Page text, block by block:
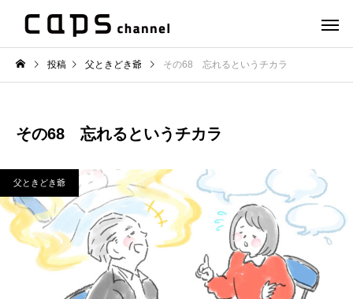
投稿 父ときどき爺 その68 忘れるというチカラ
その68 忘れるというチカラ
父ときどき爺